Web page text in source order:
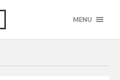
MENU